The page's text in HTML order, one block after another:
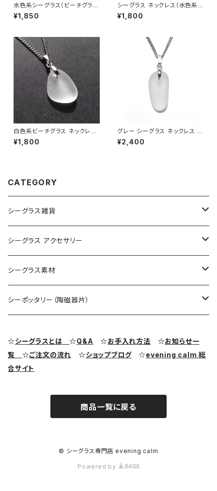
水色系シーグラス（ビーチグラ
ス） ネックレス BN-94
¥1,850
シーグラス ネックレス（水色系）
MN-33
¥1,800
白色系ビーチグラス ネックレス
BN-92
¥1,800
グレー シーグラス ネックレス B
N-83
¥2,400
CATEGORY
シーグラス雑貨
コレクション用シーグラス
シーグラス オブジェ・置物
シーグラス アクセサリー
シーグラス ネックレス
シーグラス ペンダントヘッド（トップ）
シーグラス リング・指輪
シーグラス素材
アクセサリー用シーグラス
シーポッタリー（陶磁器片）
☆シーグラスとは☆Q&A ☆お手入れ方法 ☆お知らせ一
覧 ☆ご注文の流れ ☆ショップブログ ☆evening calm 総
合サイト
商品一覧に戻る
© シーグラス専門店 evening calm
Powered by